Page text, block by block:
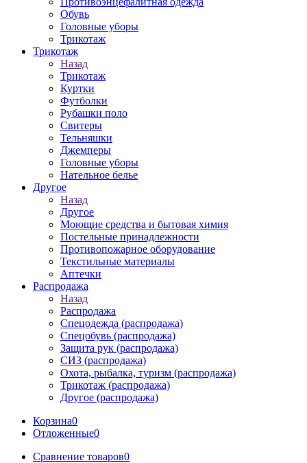
Обувь
Головные уборы
Трикотаж
Трикотаж
Назад
Трикотаж
Куртки
Футболки
Рубашки поло
Свитеры
Тельняшки
Джемперы
Головные уборы
Нательное белье
Другое
Назад
Другое
Моющие средства и бытовая химия
Постельные принадлежности
Противопожарное оборудование
Текстильные материалы
Аптечки
Распродажа
Назад
Распродажа
Спецодежда (распродажа)
Спецобувь (распродажа)
Защита рук (распродажа)
СИЗ (распродажа)
Охота, рыбалка, туризм (распродажа)
Трикотаж (распродажа)
Другое (распродажа)
Корзина0
Отложенные0
Сравнение товаров0